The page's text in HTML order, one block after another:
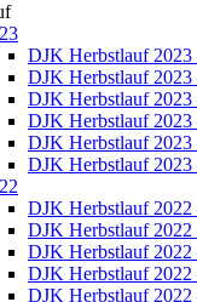
DJK Herbstlauf 2023
DJK Herbstlauf
DJK Herbstlauf 2023
DJK Herbstlauf
DJK Herbstlauf 2023
DJK Herbstlauf
DJK Herbstlauf 2022
DJK Herbstlauf
DJK Herbstlauf 2022
DJK Herbstlauf
DJK Herbstlauf 2022